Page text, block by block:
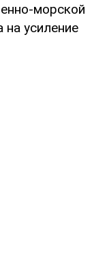
морской
на усиление